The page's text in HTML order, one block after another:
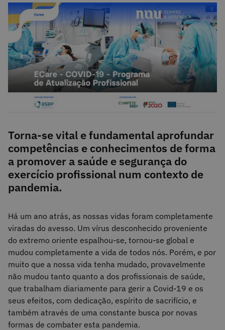
Torna-se vital e fundamental aprofundar
competências e conhecimentos de forma
a promover a saúde e segurança do
exercício profissional num contexto de
pandemia.
Há um ano atrás, as nossas vidas foram completamente
viradas do avesso. Um vírus desconhecido proveniente
do extremo oriente espalhou-se, tornou-se global e
mudou completamente a vida de todos nós. Porém, e por
muito que a nossa vida tenha mudado, provavelmente
não mudou tanto quanto a dos profissionais de saúde,
que trabalham diariamente para gerir a Covid-19 e os
seus efeitos, com dedicação, espírito de sacrifício, e
também através de uma constante busca por novas
formas de combater esta pandemia.